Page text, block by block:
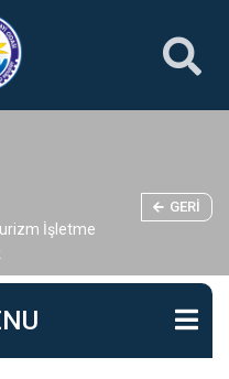
İşletme
GERI